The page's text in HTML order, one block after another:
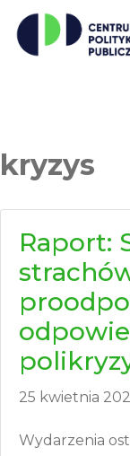
kryzys
Raport:
25 kwietnia
Wydarzenia